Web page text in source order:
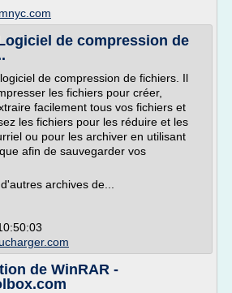
de compression de
de compression de fichiers. Il
les fichiers pour créer,
facilement tous vos fichiers et
les fichiers pour les réduire et les
ou pour les archiver en utilisant
afin de sauvegarder vos
archives de...
de WinRAR -